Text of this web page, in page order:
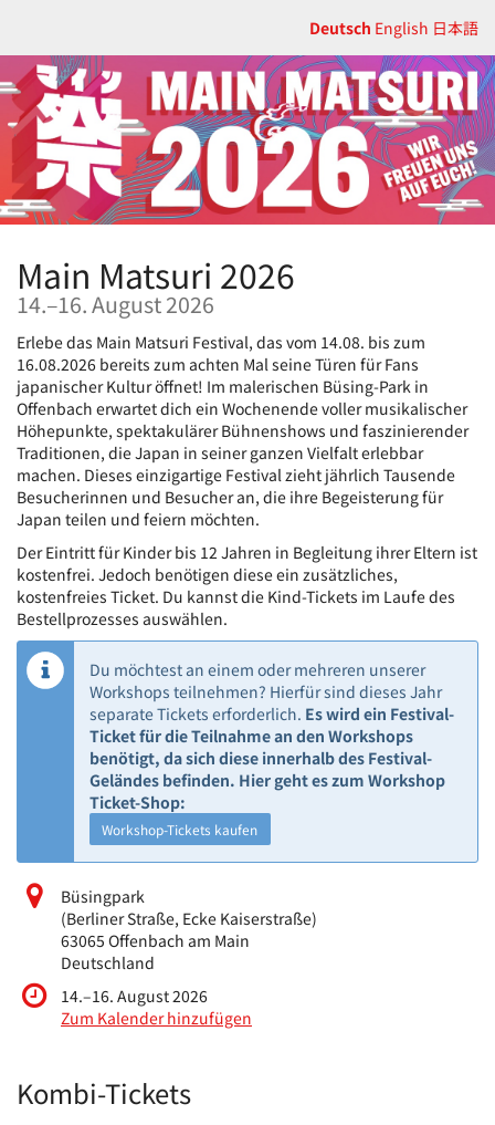
Inhalt
springen
Deutsch English 日本語
Main Matsuri 2026
14.–bis
16. August 2026
Erlebe das Main Matsuri Festival, das vom 14.08. bis zum
16.08.2026 bereits zum achten Mal seine Türen für Fans
japanischer Kultur öffnet! Im malerischen Büsing-Park in
Offenbach erwartet dich ein Wochenende voller musikalischer
Höhepunkte, spektakulärer Bühnenshows und faszinierender
Traditionen, die Japan in seiner ganzen Vielfalt erlebbar
machen. Dieses einzigartige Festival zieht jährlich Tausende
Besucherinnen und Besucher an, die ihre Begeisterung für
Japan teilen und feiern möchten.
Der Eintritt für Kinder bis 12 Jahren in Begleitung ihrer Eltern ist
kostenfrei. Jedoch benötigen diese ein zusätzliches,
kostenfreies Ticket. Du kannst die Kind-Tickets im Laufe des
Bestellprozesses auswählen.
Du möchtest an einem oder mehreren unserer
Workshops teilnehmen? Hierfür sind dieses Jahr
separate Tickets erforderlich. Es wird ein Festival-
Ticket für die Teilnahme an den Workshops
benötigt, da sich diese innerhalb des Festival-
Geländes befinden. Hier geht es zum Workshop
Ticket-Shop:
Workshop-Tickets kaufen
Büsingpark
(Berliner Straße, Ecke Kaiserstraße)
63065 Offenbach am Main
Deutschland
14.–bis
16. August 2026
Zum Kalender hinzufügen
Produkte
Kombi-Tickets